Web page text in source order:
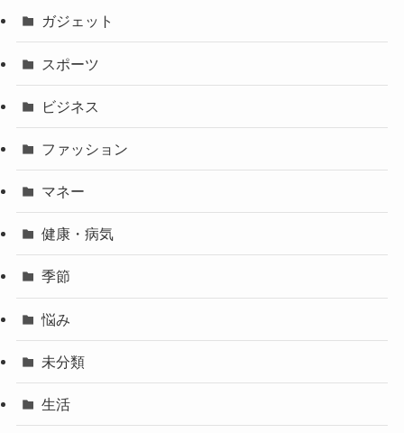
ガジェット
スポーツ
ビジネス
ファッション
マネー
健康・病気
季節
悩み
未分類
生活